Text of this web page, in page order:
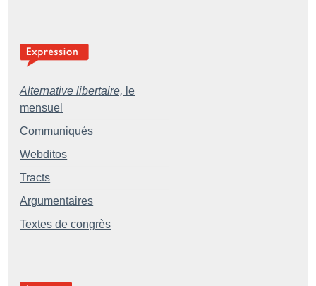
Alternative libertaire, le
mensuel
Communiqués
Webditos
Tracts
Argumentaires
Textes de congrès